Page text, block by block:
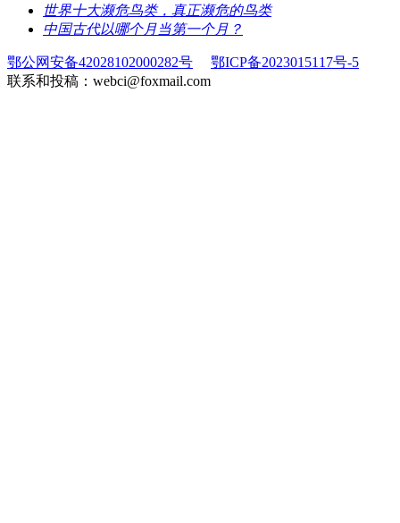
​世界十大濒危鸟类，真正濒危的鸟类
​中国古代以哪个月当第一个月？
鄂公网安备42028102000282号
鄂ICP备2023015117号-5
联系和投稿：webci@foxmail.com